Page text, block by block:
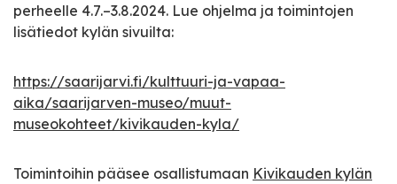
perheelle 4.7.–3.8.2024. Lue ohjelma ja toimintojen
lisätiedot kylän sivuilta:
https://saarijarvi.fi/kulttuuri-ja-vapaa-
aika/saarijarven-museo/muut-
museokohteet/kivikauden-kyla/
Toimintoihin pääsee osallistumaan Kivikauden kylän